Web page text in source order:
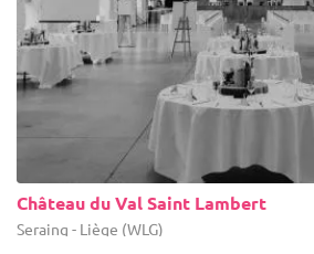
Château du Val Saint Lambert
Seraing - Liège (WLG)